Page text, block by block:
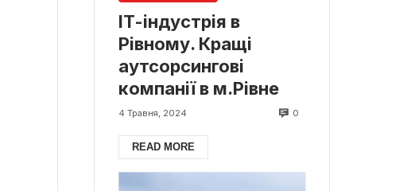
ІТ-індустрія в
Рівному. Кращі
аутсорсингові
компанії в м.Рівне
4 Травня, 2024 0
READ MORE